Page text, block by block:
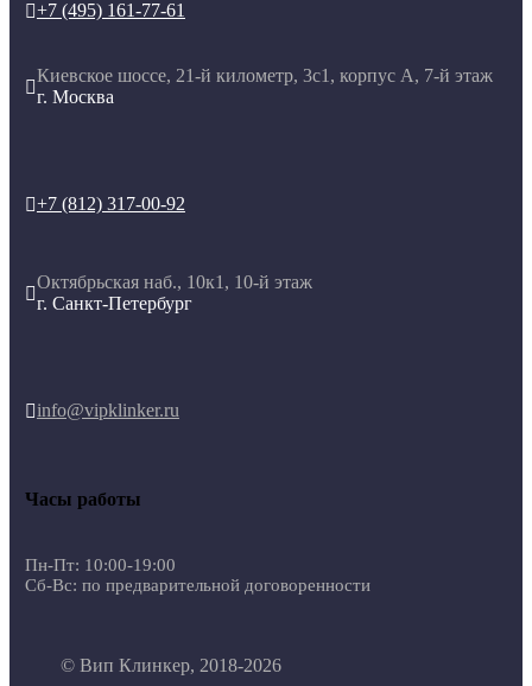
+7 (495) 161-77-61

Киевское шоссе, 21-й километр, 3с1, корпус А, 7-й этаж
г. Москва
+7 (812) 317-00-92

Октябрьская наб., 10к1, 10-й этаж
г. Санкт-Петербург
info@vipklinker.ru
Часы работы
Пн-Пт: 10:00-19:00
Сб-Вс: по предварительной договоренности
© Вип Клинкер, 2018-2026